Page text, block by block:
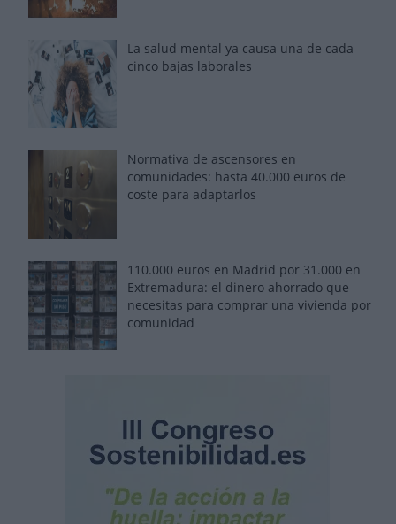
La salud mental ya causa una de cada
cinco bajas laborales
Normativa de ascensores en
comunidades: hasta 40.000 euros de
coste para adaptarlos
110.000 euros en Madrid por 31.000 en
Extremadura: el dinero ahorrado que
necesitas para comprar una vivienda por
comunidad